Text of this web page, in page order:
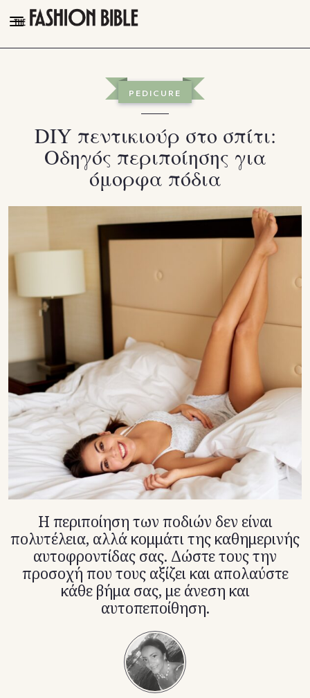
THE FASHION BIBLE
TALK OF THE TOWN
PLEASURES
TikTok
X(Twitter)
PEDICURE
DIY πεντικιούρ στο σπίτι:
Οδηγός περιποίησης για
όμορφα πόδια
Η περιποίηση των ποδιών δεν είναι
πολυτέλεια, αλλά κομμάτι της καθημερινής
αυτοφροντίδας σας. Δώστε τους την
προσοχή που τους αξίζει και απολαύστε
κάθε βήμα σας, με άνεση και
αυτοπεποίθηση.